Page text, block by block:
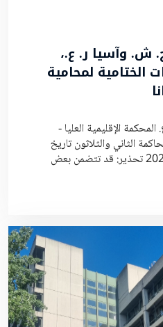
ش. وآسيا ر. ع.،
الختامية لمحامية
الإقليمية العليا -
الثاني والثلاثون تاريخ
الجلسة: 19 و20 أيار / مايو 2026 تحذير: قد تتضمن بعض